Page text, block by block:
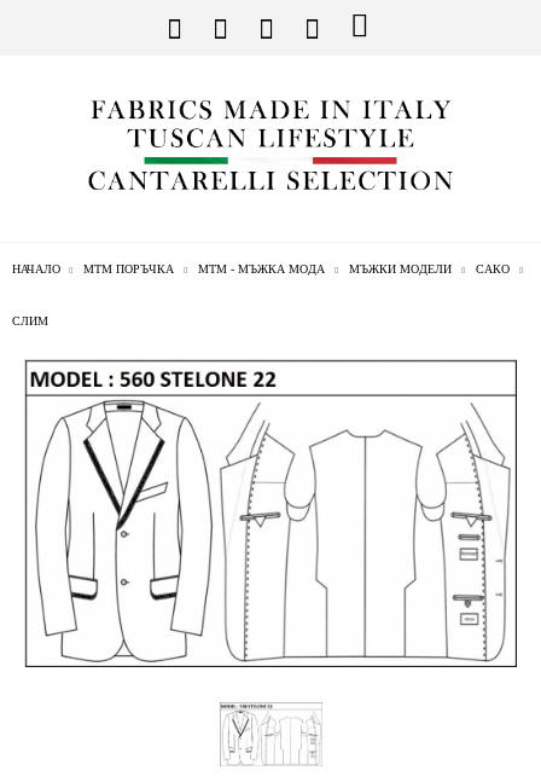
НАЧАЛО МТМ ПОРЪЧКА МТМ - МЪЖКА МОДА МЪЖКИ МОДЕЛИ САКО
СЛИМ